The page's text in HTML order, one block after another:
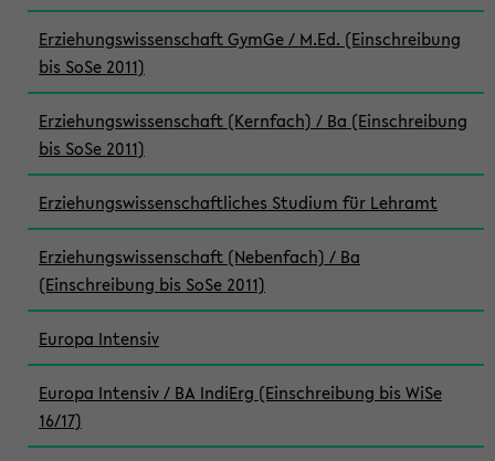
Erziehungswissenschaft GymGe / M.Ed. (Einschreibung
bis SoSe 2011)
Erziehungswissenschaft (Kernfach) / Ba (Einschreibung
bis SoSe 2011)
Erziehungswissenschaftliches Studium für Lehramt
Erziehungswissenschaft (Nebenfach) / Ba
(Einschreibung bis SoSe 2011)
Europa Intensiv
Europa Intensiv / BA IndiErg (Einschreibung bis WiSe
16/17)